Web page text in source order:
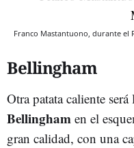
Franco Mastantuono, durante el
Bellingham
Otra patata caliente
Bellingham en el
gran calidad, con una